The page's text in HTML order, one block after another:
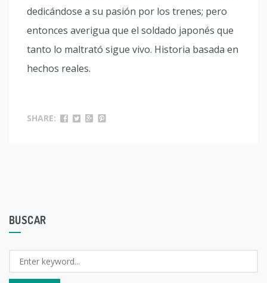
dedicándose a su pasión por los trenes; pero
entonces averigua que el soldado japonés que
tanto lo maltrató sigue vivo. Historia basada en
hechos reales.
SHARE:
BUSCAR